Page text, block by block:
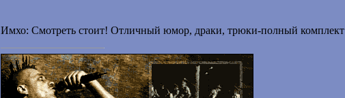
Имхо: Смотреть стоит! Отличный юмор, драки, трюки-полный комплект